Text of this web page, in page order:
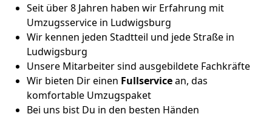
Seit über 8 Jahren haben wir Erfahrung mit
Umzugsservice in Ludwigsburg
Wir kennen jeden Stadtteil und jede Straße in
Ludwigsburg
Unsere Mitarbeiter sind ausgebildete Fachkräfte
Wir bieten Dir einen Fullservicean, das
komfortable Umzugspaket
Bei uns bist Du in den besten Händen